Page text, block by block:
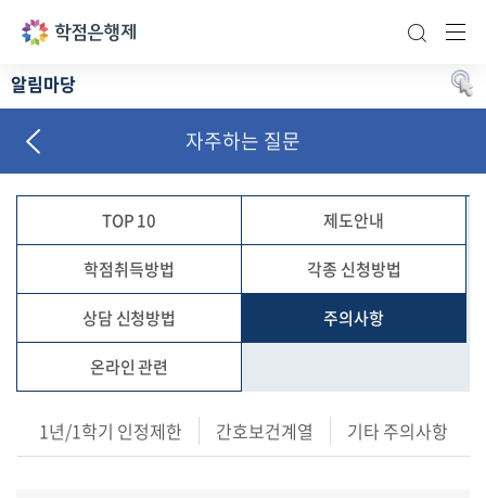
통합검색
주
알림마당
자료실
슬기로운 학점생활
자주하는 질문
자주하는 질문
TOP 10 제도안내
학점취득방법 각종 신청방법
상담 신청방법 주의사항
1년/1학기 인정제한 간호보건계열 기타 주의사항
온라인 관련